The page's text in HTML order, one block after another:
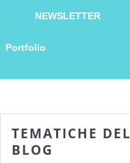
NEWSLETTER
Portfolio
TEMATICHE DEL
BLOG